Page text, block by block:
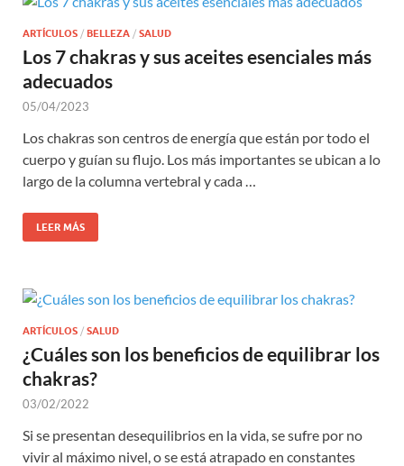
ARTÍCULOS / BELLEZA / SALUD
Los 7 chakras y sus aceites esenciales más
adecuados
05/04/2023
Los chakras son centros de energía que están por todo el
cuerpo y guían su flujo. Los más importantes se ubican a lo
largo de la columna vertebral y cada …
LEER MÁS
ARTÍCULOS / SALUD
¿Cuáles son los beneficios de equilibrar los
chakras?
03/02/2022
Si se presentan desequilibrios en la vida, se sufre por no
vivir al máximo nivel, o se está atrapado en constantes